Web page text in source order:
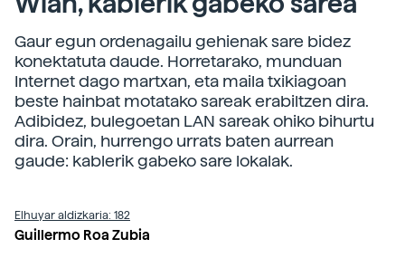
Gaur egun ordenagailu gehienak sare bidez
konektatuta daude. Horretarako, munduan
Internet dago martxan, eta maila txikiagoan
beste hainbat motatako sareak erabiltzen dira.
Adibidez, bulegoetan LAN sareak ohiko bihurtu
dira. Orain, hurrengo urrats baten aurrean
gaude: kablerik gabeko sare lokalak.
Elhuyar aldizkaria: 182
Guillermo Roa Zubia